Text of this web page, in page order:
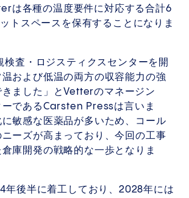
は各種の温度要件に対応する合計6
トスペースを保有することになりま
検査・ロジスティクスセンターを開
および低温の両方の収容能力の強
ました」とVetterのマネージン
ーであるCarsten Pressは言いま
敏感な医薬品が多いため、コール
ニーズが高まっており、今回の工事
庫開発の戦略的な一歩となりま
年後半に着工しており、2028年には